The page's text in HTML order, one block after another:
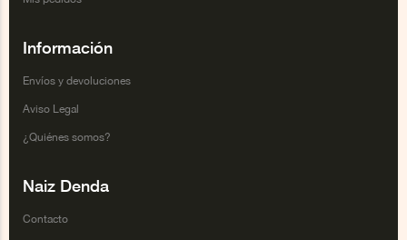
Información
Envíos y devoluciones
Aviso Legal
¿Quiénes somos?
Naiz Denda
Contacto